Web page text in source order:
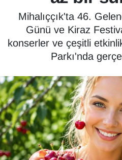
Mihalıççık'ta 46.
Günü ve Kiraz
konserler ve çeşitli
Parkı'nda